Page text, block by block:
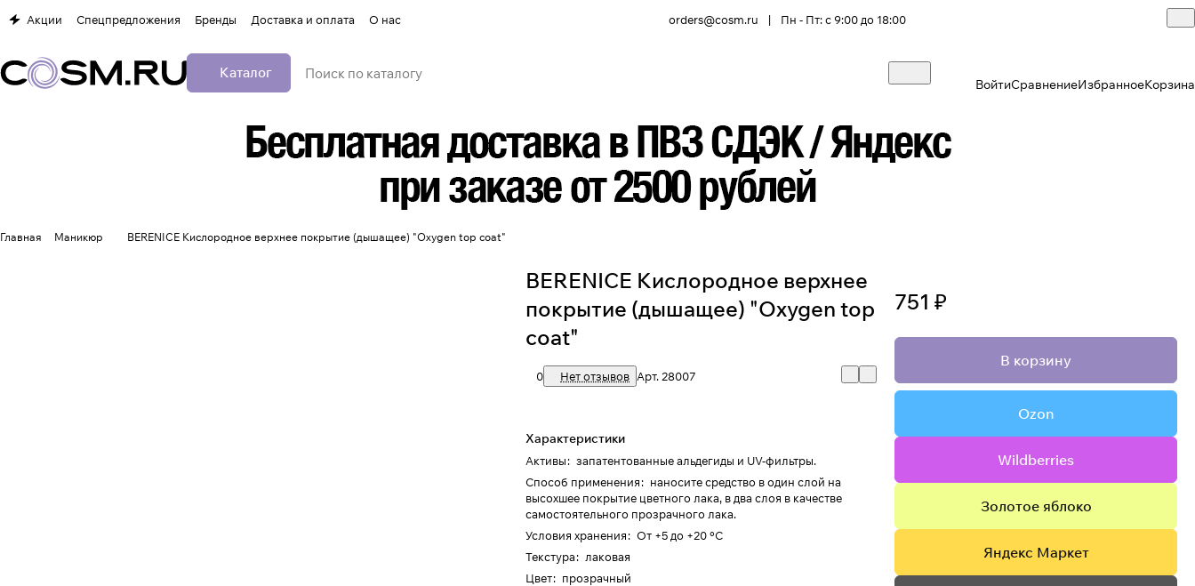
Акции Спецпредложения Бренды Доставка и оплата О нас orders@cosm.ru | Пн - Пт: с 9:00 до 18:00
Каталог
ВойтиСравнениеИзбранноеКорзина
Главная Маникюр BERENICE Кислородное верхнее покрытие (дышащее) "Oxygen top coat"
BERENICE Кислородное верхнее
покрытие (дышащее) "Oxygen top
coat"
0 Нет отзывов Арт.28007
Характеристики
Активы: запатентованные альдегиды и UV-фильтры.
Способ применения: наносите средство в один слой на
высохшее покрытие цветного лака, в два слоя в качестве
самостоятельного прозрачного лака.
Условия хранения: От +5 до +20 °C
Текстура: лаковая
Цвет: прозрачный
751 ₽
В корзину
Ozon
Wildberries
Золотое яблоко
Яндекс Маркет